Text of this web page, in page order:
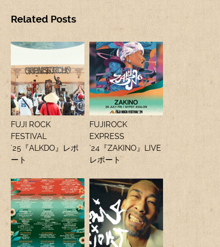
Related Posts
FUJI ROCK
FESTIVAL
’25『ALKDO』レポ
ート
FUJIROCK
EXPRESS
’24『ZAKINO』LIVE
レポート